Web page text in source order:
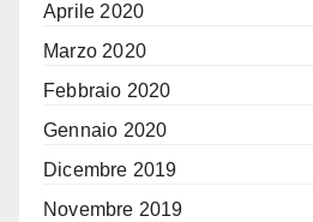
Aprile 2020
Marzo 2020
Febbraio 2020
Gennaio 2020
Dicembre 2019
Novembre 2019